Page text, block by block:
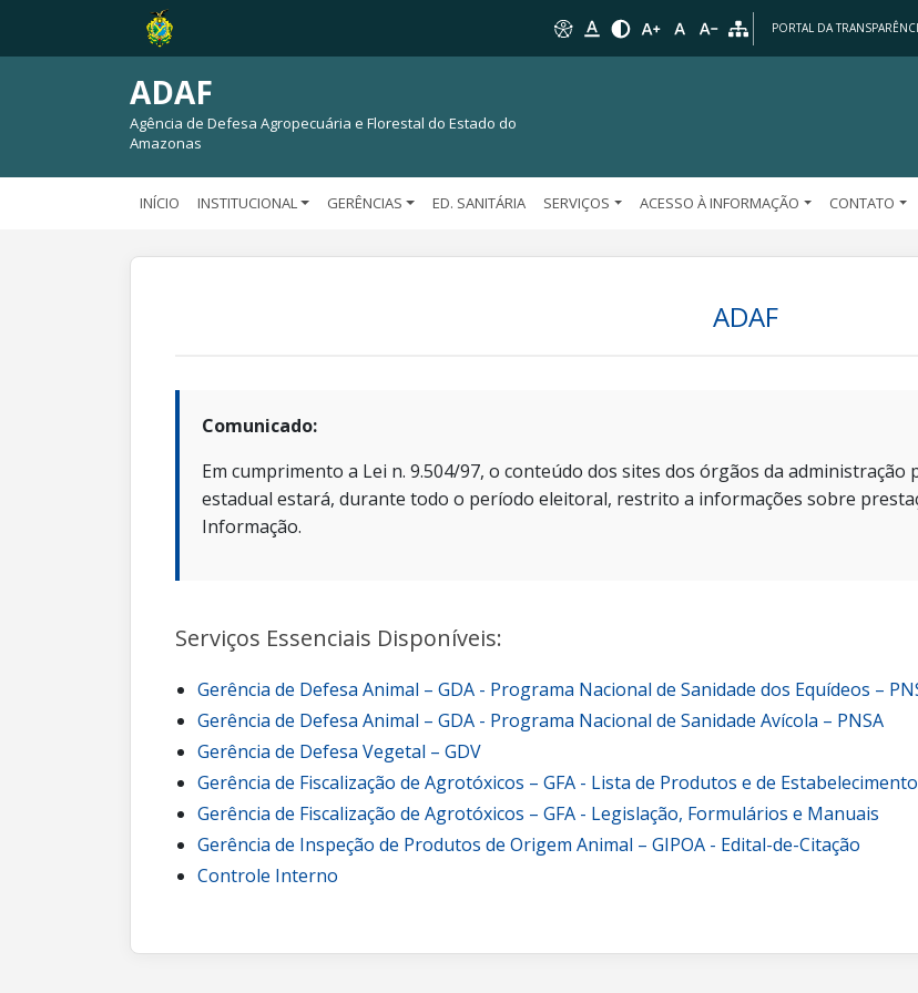
PORTAL DA
ADAF
Agência de Defesa Agropecuária e Florestal do Estado do
Amazonas
INÍCIO INSTITUCIONAL GERÊNCIAS ED. SANITÁRIA SERVIÇOS ACESSO À INFORMAÇÃO CONTATO
ADAF
Comunicado:
Em cumprimento a Lei n. 9.504/97, o conteúdo dos sites dos órgãos da
estadual estará, durante todo o período eleitoral, restrito a informações sobre
Informação.
Serviços Essenciais Disponíveis:
Gerência de Defesa Animal – GDA - Programa Nacional de Sanidade dos Equídeos –
Gerência de Defesa Animal – GDA - Programa Nacional de Sanidade Avícola – PNSA
Gerência de Defesa Vegetal – GDV
Gerência de Fiscalização de Agrotóxicos – GFA - Lista de Produtos e de
Gerência de Fiscalização de Agrotóxicos – GFA - Legislação, Formulários e Manuais
Gerência de Inspeção de Produtos de Origem Animal – GIPOA - Edital-de-Citação
Controle Interno